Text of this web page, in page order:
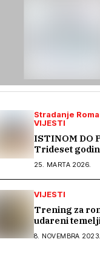
Stradanje
VIJESTI
ISTINOM DO
Trideset
stradanju
Hercegovini
25. MARTA 2026.
VIJESTI
Trening za
udareni
borbu protiv
ljudima
8. NOVEMBRA 2023.